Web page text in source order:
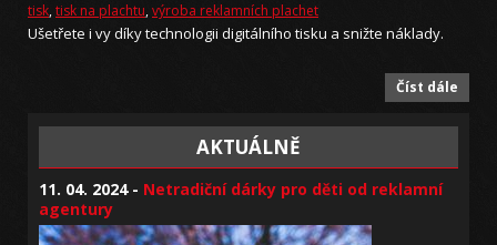
tisk,tisk na plachtu, výroba reklamních plachet
Ušetřete i vy díky technologii digitálního tisku a snižte náklady.
Číst dále
AKTUÁLNĚ
11. 04. 2024 - Netradiční dárky pro děti od reklamní
agentury